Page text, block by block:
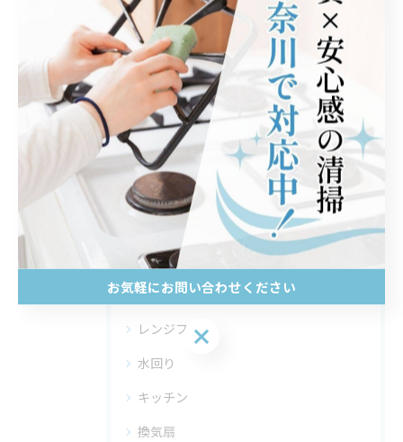
レンジフード
< 前のページ 一覧に戻る 次のページ >
カテゴリー Categories
全てのカテゴリー
レンジフード
水回り
キッチン
換気扇
お気軽にお問い合わせください
お気軽にお問い合わせください